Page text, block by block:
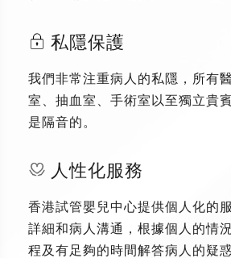
私隱保護
我們非常注重病人的私隱，所有
室、抽血室、手術室以至獨立貴
是隔音的。
人性化服務
香港試管嬰兒中心提供個人化的
詳細和病人溝通，根據個人的情
程及有足夠的時間解答病人的疑惑